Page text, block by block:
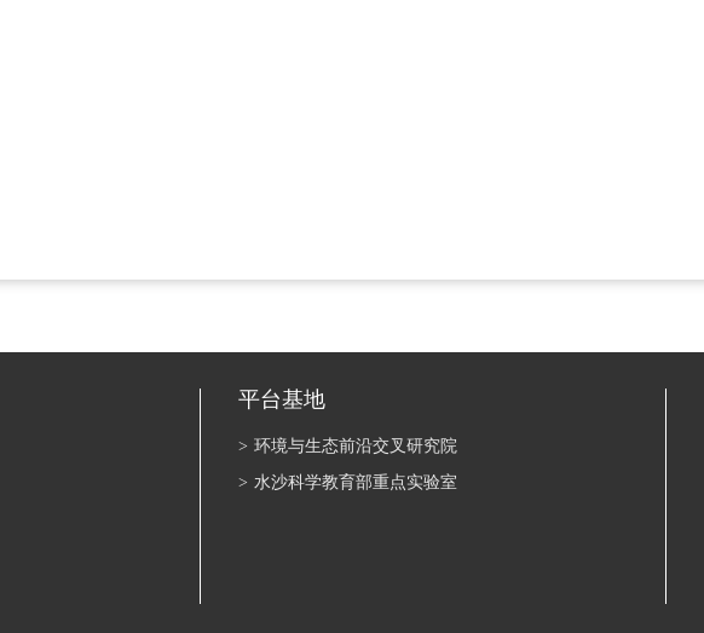
平台基地
> 环境与生态前沿交叉研究院
> 水沙科学教育部重点实验室